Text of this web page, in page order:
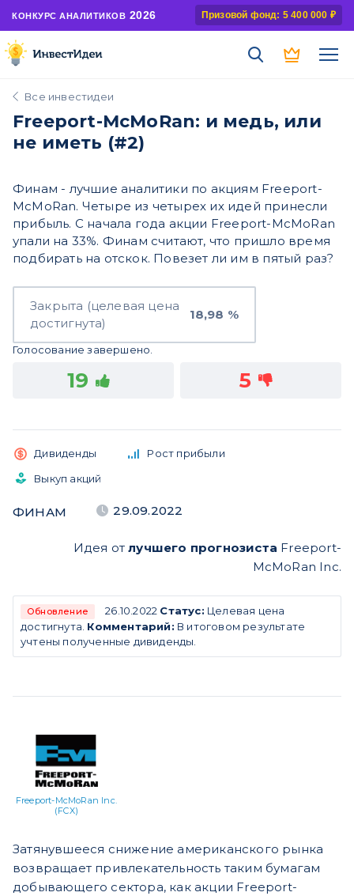
КОНКУРС АНАЛИТИКОВ 2026 Призовой фонд: 5 400 000 ₽
Все инвестидеи
Freeport-McMoRan: и медь, или
не иметь (#2)
Финам - лучшие аналитики по акциям Freeport-
McMoRan. Четыре из четырех их идей принесли
прибыль. С начала года акции Freeport-McMoRan
упали на 33%. Финам считают, что пришло время
подбирать на отскок. Повезет ли им в пятый раз?
Закрыта (целевая цена
достигнута)
18,98 %
Голосование завершено.
19 5
Дивиденды
Рост прибыли
Выкуп акций
ФИНАМ 29.09.2022
Идея отлучшего прогнозиста Freeport-
McMoRan Inc.
Обновление 26.10.2022 Статус: Целевая цена
достигнута. Комментарий: В итоговом результате
учтены полученные дивиденды.
Freeport-McMoRan Inc.
(FCX)
Затянувшееся снижение американского рынка
возвращает привлекательность таким бумагам
добывающего сектора, как акции Freeport-